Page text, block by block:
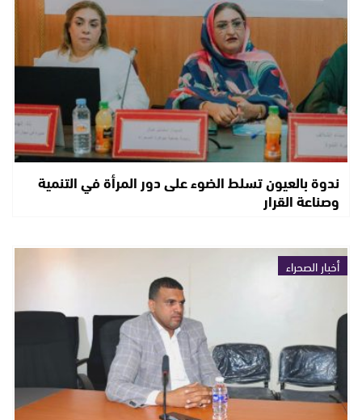
ندوة بالعيون تسلط الضوء على دور المرأة في التنمية
وصناعة القرار
أخبار الصحراء